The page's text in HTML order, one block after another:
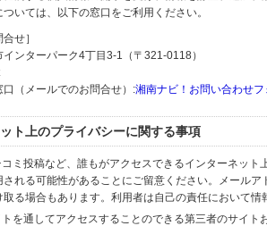
いては、以下の窓口をご利用ください。
せ］
ンターパーク4丁目3-1（〒321-0118）
（メールでのお問合せ）:湘南ナビ！お問い合わせフ
ト上のプライバシーに関する事項
ミ投稿など、誰もがアクセスできるインターネッ
される可能性があることにご留意ください。メール
る場合もあります。利用者は自己の責任において情
を通してアクセスすることのできる第三者のサイ